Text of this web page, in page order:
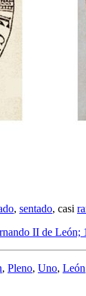
, sentado, casi
II de León;
, Pleno, Uno, León